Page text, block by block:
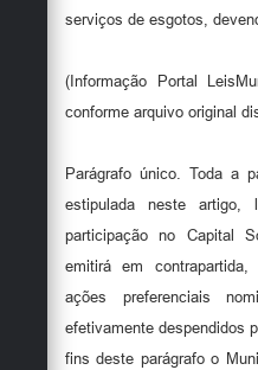
serviços de esgotos,
(Informação Portal
conforme arquivo original
Parágrafo único. Toda a
estipulada neste
participação no Capital
emitirá em
ações preferenciais
efetivamente despendidos
fins deste parágrafo o